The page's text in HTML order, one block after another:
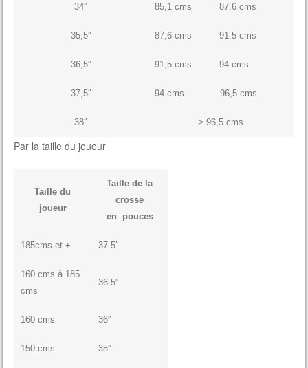
34″ 85,1 cms 87,6 cms
35,5″ 87,6 cms 91,5 cms
36,5″ 91,5 cms 94 cms
37,5″ 94 cms 96,5 cms
38″ > 96,5 cms
Par la taille du joueur
Taille du
joueur
Taille de la
crosse
en pouces
185cms et + 37.5″
160 cms à 185
cms
36.5″
160 cms 36″
150 cms 35″